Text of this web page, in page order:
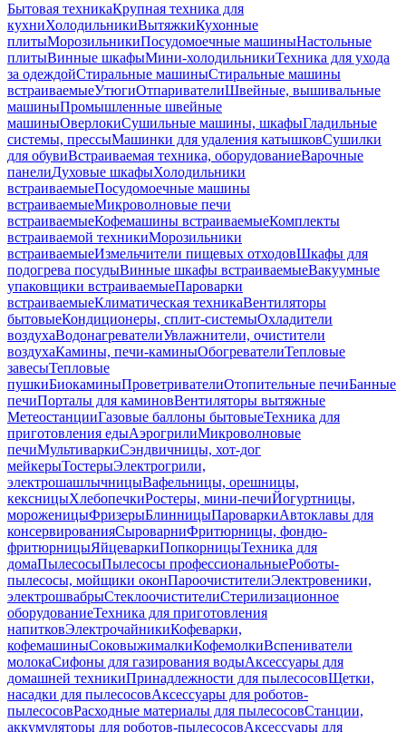
Бытовая техникаКрупная техника для
кухниХолодильникиВытяжкиКухонные
плитыМорозильникиПосудомоечные машиныНастольные
плитыВинные шкафыМини-холодильникиТехника для ухода
за одеждойСтиральные машиныСтиральные машины
встраиваемыеУтюгиОтпаривателиШвейные, вышивальные
машиныПромышленные швейные
машиныОверлокиСушильные машины, шкафыГладильные
системы, прессыМашинки для удаления катышковСушилки
для обувиВстраиваемая техника, оборудованиеВарочные
панелиДуховые шкафыХолодильники
встраиваемыеПосудомоечные машины
встраиваемыеМикроволновые печи
встраиваемыеКофемашины встраиваемыеКомплекты
встраиваемой техникиМорозильники
встраиваемыеИзмельчители пищевых отходовШкафы для
подогрева посудыВинные шкафы встраиваемыеВакуумные
упаковщики встраиваемыеПароварки
встраиваемыеКлиматическая техникаВентиляторы
бытовыеКондиционеры, сплит-системыОхладители
воздухаВодонагревателиУвлажнители, очистители
воздухаКамины, печи-каминыОбогревателиТепловые
завесыТепловые
пушкиБиокаминыПроветривателиОтопительные печиБанные
печиПорталы для каминовВентиляторы вытяжные
МетеостанцииГазовые баллоны бытовыеТехника для
приготовления едыАэрогрилиМикроволновые
печиМультиваркиСэндвичницы, хот-дог
мейкерыТостерыЭлектрогрили,
электрошашлычницыВафельницы, орешницы,
кексницыХлебопечкиРостеры, мини-печиЙогуртницы,
мороженицыФризерыБлинницыПароваркиАвтоклавы для
консервированияСыроварниФритюрницы, фондю-
фритюрницыЯйцеваркиПопкорницыТехника для
домаПылесосыПылесосы профессиональныеРоботы-
пылесосы, мойщики оконПароочистителиЭлектровеники,
электрошвабрыСтеклоочистителиСтерилизационное
оборудованиеТехника для приготовления
напитковЭлектрочайникиКофеварки,
кофемашиныСоковыжималкиКофемолкиВспениватели
молокаСифоны для газирования водыАксессуары для
домашней техникиПринадлежности для пылесосовЩетки,
насадки для пылесосовАксессуары для роботов-
пылесосовРасходные материалы для пылесосовСтанции,
аккумуляторы для роботов-пылесосовАксессуары для